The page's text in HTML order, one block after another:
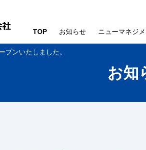
TOP お知らせ ニューマネジ
プンいたしました。
お知